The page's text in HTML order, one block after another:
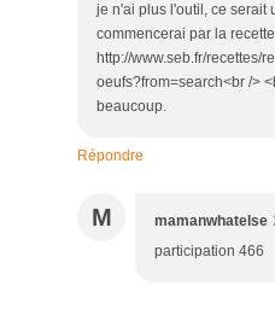
je n'ai plus l'outil, ce serait
commencerai par la
http://www.seb.fr/recettes/
oeufs?from=search<br />
beaucoup.
Répondre
M mamanwhatelse
participation 466